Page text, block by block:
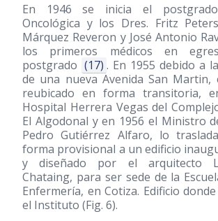
En 1946 se inicia el
Oncológica y los Dres. Fritz
Márquez Reveron y José Antonio
los primeros médicos en
postgrado (17) . En 1955 debido a
de una nueva Avenida San Martin,
reubicado en forma transitoria,
Hospital Herrera Vegas del
El Algodonal y en 1956 el Ministro
Pedro Gutiérrez Alfaro, lo
forma provisional a un edificio
y diseñado por el arquitecto
Chataing, para ser sede de la
Enfermería, en Cotiza. Edificio
el Instituto (Fig. 6).